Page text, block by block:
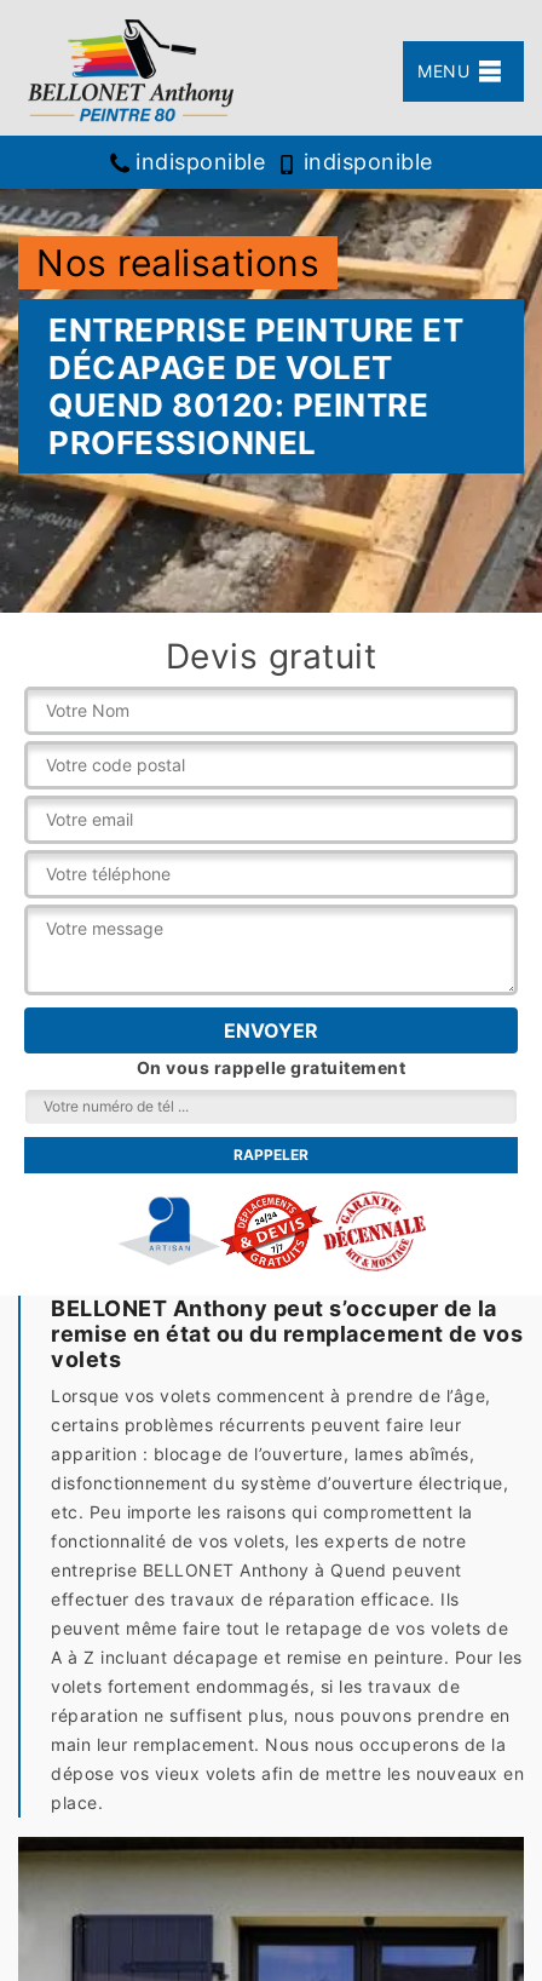
MENU
indisponible indisponible
Nos realisations
ENTREPRISE PEINTURE ET
DÉCAPAGE DE VOLET
QUEND 80120: PEINTRE
PROFESSIONNEL
Devis gratuit
On vous rappelle gratuitement
BELLONET Anthony peut s’occuper de la
remise en état ou du remplacement de vos
volets
Lorsque vos volets commencent à prendre de l’âge,
certains problèmes récurrents peuvent faire leur
apparition : blocage de l’ouverture, lames abîmés,
disfonctionnement du système d’ouverture électrique,
etc. Peu importe les raisons qui compromettent la
fonctionnalité de vos volets, les experts de notre
entreprise BELLONET Anthony à Quend peuvent
effectuer des travaux de réparation efficace. Ils
peuvent même faire tout le retapage de vos volets de
A à Z incluant décapage et remise en peinture. Pour les
volets fortement endommagés, si les travaux de
réparation ne suffisent plus, nous pouvons prendre en
main leur remplacement. Nous nous occuperons de la
dépose vos vieux volets afin de mettre les nouveaux en
place.